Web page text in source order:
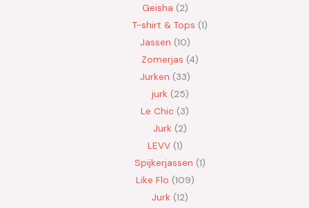
Geisha 2
T-shirt & Tops 1
Jassen 10
Zomerjas 4
Jurken 33
jurk 25
Le Chic 3
Jurk 2
LEVV 1
Spijkerjassen 1
Like Flo 109
Jurk 12